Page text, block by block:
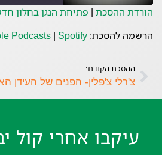
הורדת ההסכת | פתיחת הנגן בחלון
הרשמה להסכת:
Podcasts | Spotify
ההסכת הקודם:
צ'רלי צ'פלין- הפנים של העידן
עיקבו אחרי קול